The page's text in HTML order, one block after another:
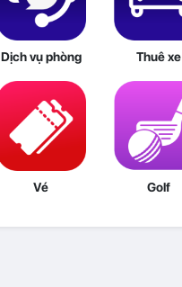
Dịch vụ phòng Thuê xe
Vé Golf